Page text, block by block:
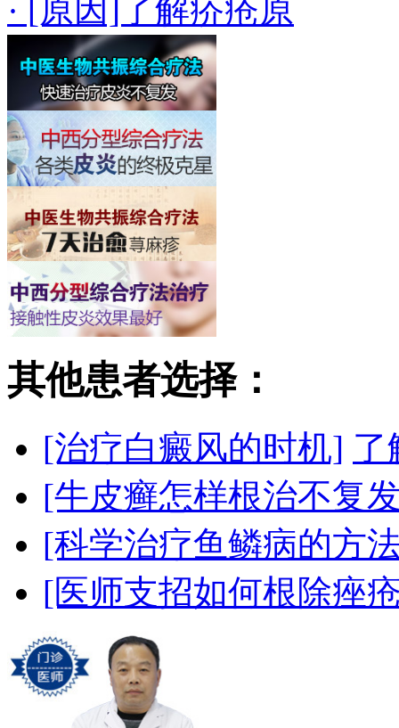
· [原因]了解疥疮原
其他患者选择：
[治疗白癜风的时机] 了
[牛皮癣怎样根治不复
[科学治疗鱼鳞病的方
[医师支招如何根除痤